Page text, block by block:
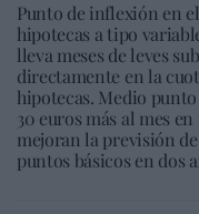
Punto de inflexión en
hipotecas a tipo
lleva meses de leves
directamente en la
hipotecas. Medio
30 euros más al mes
mejoran la previsión de
puntos básicos en dos